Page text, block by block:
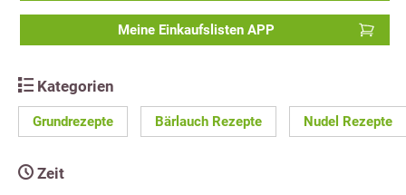
Meine Einkaufslisten APP
Kategorien
Grundrezepte Bärlauch Rezepte Nudel Rezepte
Zeit